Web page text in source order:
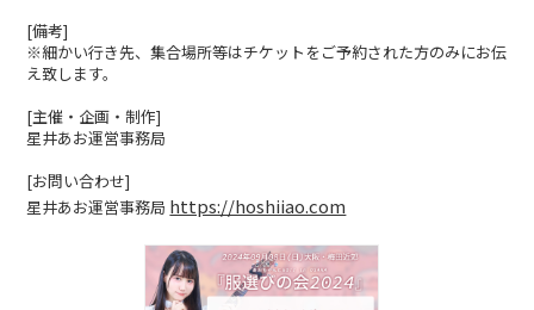
[備考]
※細かい行き先、集合場所等はチケットをご予約された方のみにお伝
え致します。
[主催・企画・制作]
星井あお運営事務局
[お問い合わせ]
星井あお運営事務局 https://hoshiiao.com